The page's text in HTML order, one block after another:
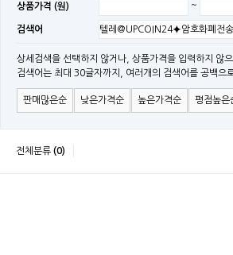
[공지]SMPS 저가형 [기획상품] 출시
[공지]12W~300W Medical Adapter"2017
[공지][민웰] [민웰] 인버터 "정현파 / 유사 정현파
[공지][민웰] LED 방수형 (CLG / CEN / HLG)시
상품가격 (원) ~
검색어
상세검색을 선택하지 않거나, 상품가격을 입력하지 않
검색어는 최대 30글자까지, 여러개의 검색어를 공백으
판매많은순 낮은가격순 높은가격순 평점높은
전체분류 (0)